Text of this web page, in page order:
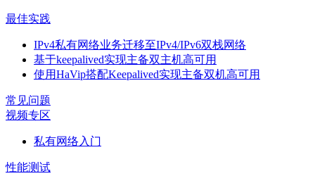
最佳实践
IPv4私有网络业务迁移至IPv4/IPv6双栈网络
基于keepalived实现主备双主机高可用
使用HaVip搭配Keepalived实现主备双机高可用
常见问题
视频专区
私有网络入门
性能测试